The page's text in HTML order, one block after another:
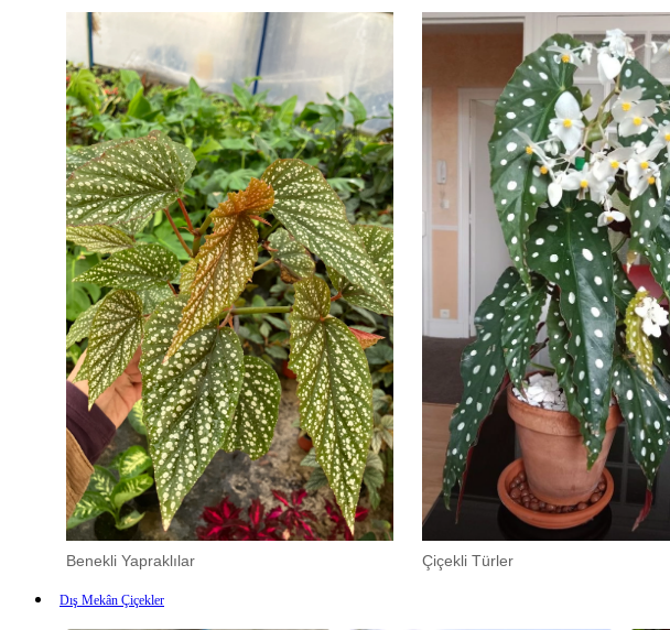
Benekli Yapraklılar Çiçekli Türler
Dış Mekân Çiçekler